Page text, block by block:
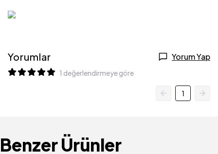
Yorumlar Yorum Yap
1 değerlendirmeye göre
1
Benzer Ürünler